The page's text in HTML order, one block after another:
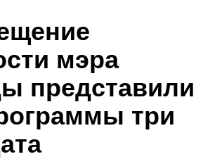
мэра
представили
три